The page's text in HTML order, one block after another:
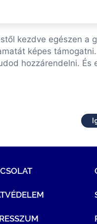
kezdve egészen a
képes
hozzárendelni. És